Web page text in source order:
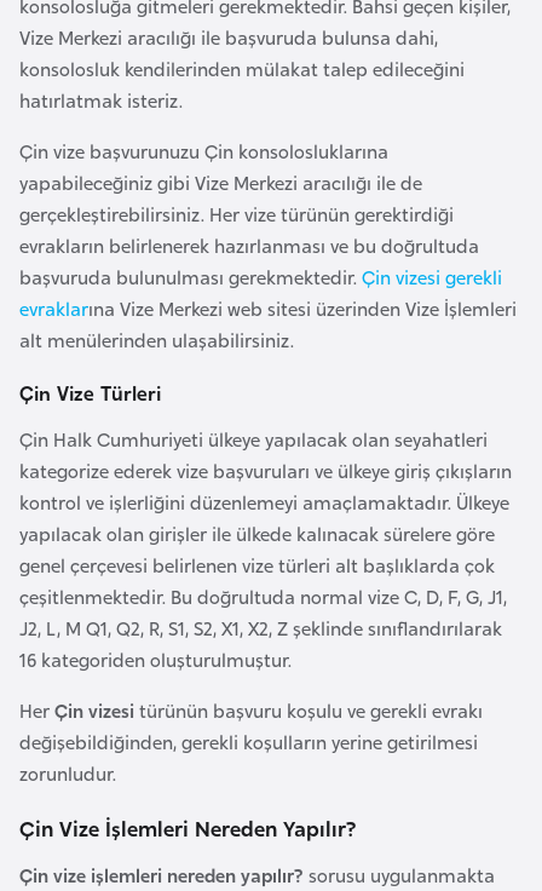
konsolosluğa gitmeleri gerekmektedir. Bahsi geçen kişiler,
Vize Merkezi aracılığı ile başvuruda bulunsa dahi,
konsolosluk kendilerinden mülakat talep edileceğini
hatırlatmak isteriz.
Çin vize başvurunuzu Çin konsolosluklarına
yapabileceğiniz gibi Vize Merkezi aracılığı ile de
gerçekleştirebilirsiniz. Her vize türünün gerektirdiği
evrakların belirlenerek hazırlanması ve bu doğrultuda
başvuruda bulunulması gerekmektedir. Çin vizesi gerekli
evraklarına Vize Merkezi web sitesi üzerinden Vize İşlemleri
alt menülerinden ulaşabilirsiniz.
Çin Vize Türleri
Çin Halk Cumhuriyeti ülkeye yapılacak olan seyahatleri
kategorize ederek vize başvuruları ve ülkeye giriş çıkışların
kontrol ve işlerliğini düzenlemeyi amaçlamaktadır. Ülkeye
yapılacak olan girişler ile ülkede kalınacak sürelere göre
genel çerçevesi belirlenen vize türleri alt başlıklarda çok
çeşitlenmektedir. Bu doğrultuda normal vize C, D, F, G, J1,
J2, L, M Q1, Q2, R, S1, S2, X1, X2, Z şeklinde sınıflandırılarak
16 kategoriden oluşturulmuştur.
HerÇin vizesi türünün başvuru koşulu ve gerekli evrakı
değişebildiğinden, gerekli koşulların yerine getirilmesi
zorunludur.
Çin Vize İşlemleri Nereden Yapılır?
Çin vize işlemleri nereden yapılır? sorusu uygulanmakta
m
o
k
a
t
i
k
K
o
n
o
B
u
l
g
a
r
i
t
a